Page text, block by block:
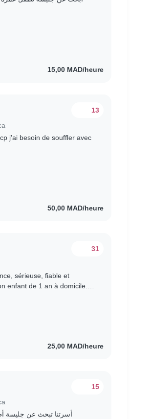
15,00 MAD/heure
13
j'ai besoin de souffler avec
50,00 MAD/heure
31
sérieuse, fiable et
enfant de 1 an à domicile.
25,00 MAD/heure
15
أسرتنا تبحث عن جليسة